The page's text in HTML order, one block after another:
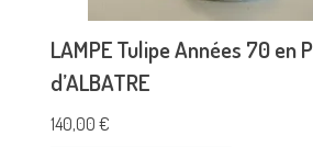
LAMPE Tulipe Années 70 en
d’ALBATRE
140,00 €